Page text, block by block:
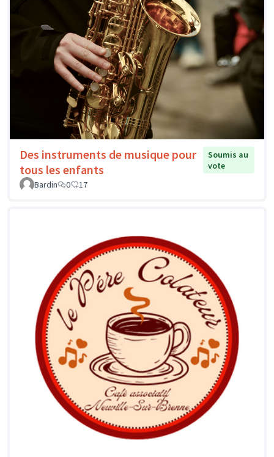
Des instruments de musique pour
tous les enfants
Soumis au
vote
Bardin
0 17